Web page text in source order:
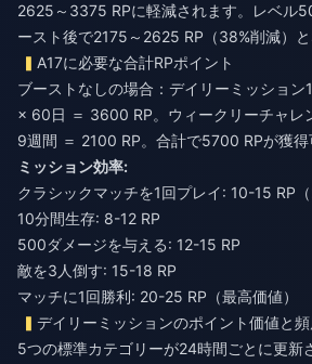
2625～3375 RPに軽減されます。レベル
ースト後で2175～2625 RP（38%削減）と
A17に必要な合計RPポイント
ブーストなしの場合：デイリーミッション
× 60日 ＝ 3600 RP。ウィークリーチャレ
9週間 ＝ 2100 RP。合計で5700 RPが獲得
ミッション効率:
クラシックマッチを1回プレイ: 10-15 RP
10分間生存: 8-12 RP
500ダメージを与える: 12-15 RP
敵を3人倒す: 15-18 RP
マッチに1回勝利: 20-25 RP（最高価値）
デイリーミッションのポイント価値と
5つの標準カテゴリーが24時間ごとに更新